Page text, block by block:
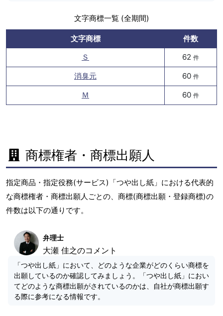
文字商標一覧 (全期間)
文字商標
件数
Ｓ
62 件
消臭元 60 件
Ｍ 60 件
商標権者・商標出願人
指定商品・指定役務(サービス)「つや出し紙」における代表的
な商標権者・商標出願人ごとの、商標(商標出願・登録商標)の
件数は以下の通りです。
弁理士
大瀬 佳之のコメント
「つや出し紙」において、どのような企業がどのくらい商標を
出願しているのか確認してみましょう。「つや出し紙」におい
てどのような商標出願がされているのかは、自社が商標出願す
る際に参考になる情報です。